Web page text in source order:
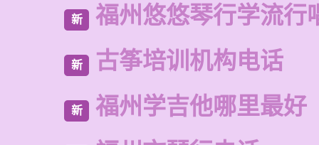
新 福州悠悠琴行学流行
新 古筝培训机构电话
新 福州学吉他哪里最好